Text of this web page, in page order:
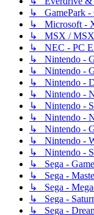
↳ GamePark -
↳ Microsoft -
↳ MSX /
↳ NEC - PC
↳ Nintendo -
↳ Nintendo -
↳ Nintendo -
↳ Nintendo -
↳ Nintendo -
↳ Nintendo -
↳ Nintendo -
↳ Nintendo -
↳ Nintendo -
↳ Sega -
↳ Sega -
↳ Sega -
↳ Sega -
↳ Sega -